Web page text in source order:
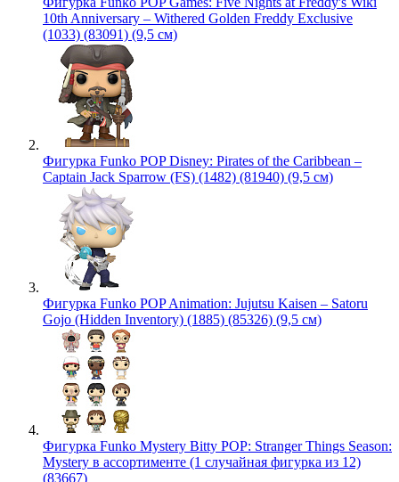
10th Anniversary – Withered Golden Freddy Exclusive
(1033) (83091) (9,5 см)
Фигурка Funko POP Disney: Pirates of the Caribbean –
Captain Jack Sparrow (FS) (1482) (81940) (9,5 см)
Фигурка Funko POP Animation: Jujutsu Kaisen – Satoru
Gojo (Hidden Inventory) (1885) (85326) (9,5 см)
Фигурка Funko Mystery Bitty POP: Stranger Things Season:
Mystery в ассортименте (1 случайная фигурка из 12)
(83667)